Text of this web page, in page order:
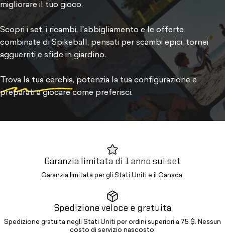
migliorare il tuo gioco.
Scopri i set, i ricambi, l'abbigliamento e le offerte
combinate di Spikeball, pensati per scambi epici, tornei
agguerriti e sfide in giardino.
Trova la tua cerchia, potenzia la tua configurazione e
preparati a giocare come preferisci.
Garanzia limitata di 1 anno sui set
Garanzia limitata per gli Stati Uniti e il Canada.
Spedizione veloce e gratuita
Spedizione gratuita negli Stati Uniti per ordini superiori a 75 $. Nessun
costo di servizio nascosto.